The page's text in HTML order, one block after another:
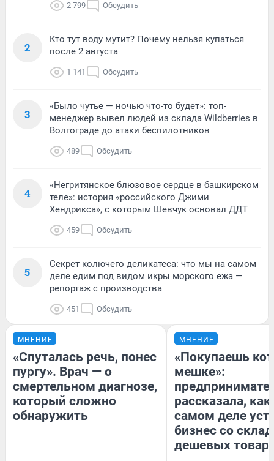
2 799 Обсудить
2
Кто тут воду мутит? Почему нельзя купаться
после 2 августа
1 141 Обсудить
3
«Было чутье — ночью что-то будет»: топ-
менеджер вывел людей из склада Wildberries в
Волгограде до атаки беспилотников
489 Обсудить
4
«Негритянское блюзовое сердце в башкирском
теле»: история «российского Джими
Хендрикса», с которым Шевчук основал ДДТ
459 Обсудить
5
Секрет колючего деликатеса: что мы на самом
деле едим под видом икры морского ежа —
репортаж с производства
451 Обсудить
МНЕНИЕ
«Спуталась речь, понес
пургу». Врач — о
смертельном диагнозе,
который сложно
обнаружить
МНЕНИЕ
«Покупаешь
мешке»:
рассказала, как
самом деле
бизнес со
дешевых